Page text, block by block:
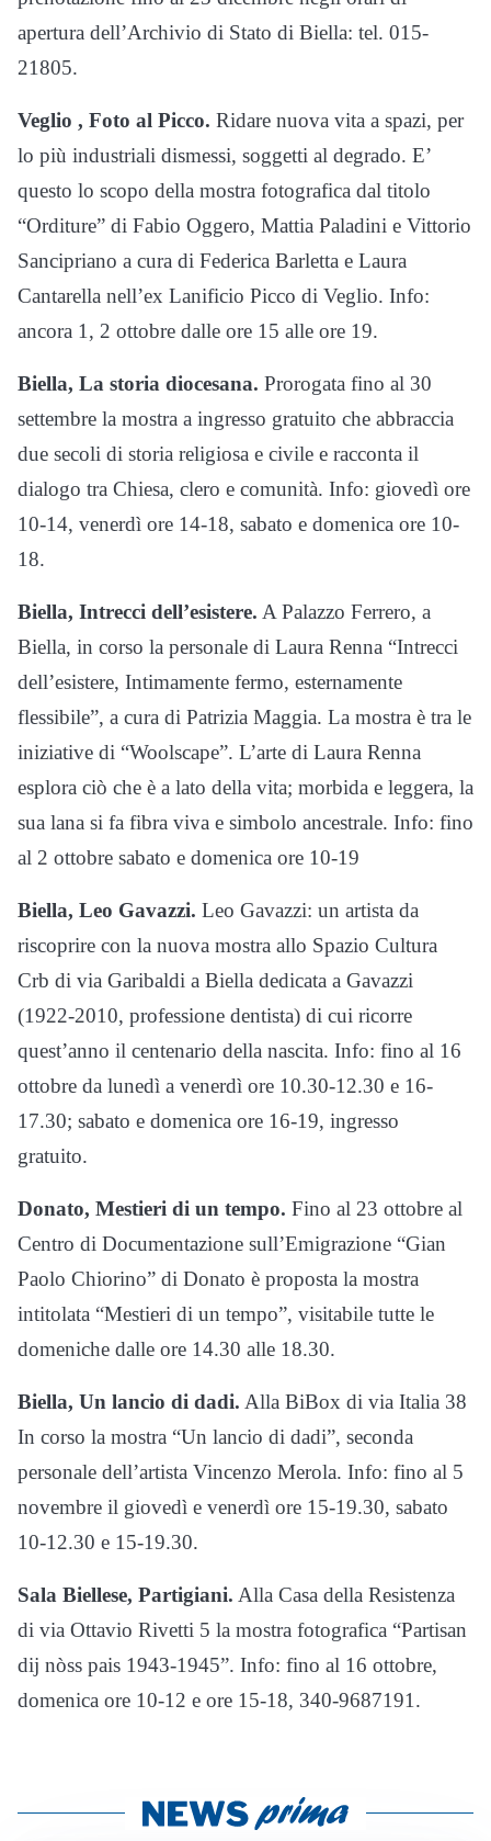
apertura dell’Archivio di Stato di Biella: tel. 015-
21805.
Veglio , Foto al Picco. Ridare nuova vita a spazi, per
lo più industriali dismessi, soggetti al degrado. E’
questo lo scopo della mostra fotografica dal titolo
“Orditure” di Fabio Oggero, Mattia Paladini e Vittorio
Sancipriano a cura di Federica Barletta e Laura
Cantarella nell’ex Lanificio Picco di Veglio. Info:
ancora 1, 2 ottobre dalle ore 15 alle ore 19.
Biella, La storia diocesana. Prorogata fino al 30
settembre la mostra a ingresso gratuito che abbraccia
due secoli di storia religiosa e civile e racconta il
dialogo tra Chiesa, clero e comunità. Info: giovedì ore
10-14, venerdì ore 14-18, sabato e domenica ore 10-
18.
Biella, Intrecci dell’esistere. A Palazzo Ferrero, a
Biella, in corso la personale di Laura Renna “Intrecci
dell’esistere, Intimamente fermo, esternamente
flessibile”, a cura di Patrizia Maggia. La mostra è tra le
iniziative di “Woolscape”. L’arte di Laura Renna
esplora ciò che è a lato della vita; morbida e leggera, la
sua lana si fa fibra viva e simbolo ancestrale. Info: fino
al 2 ottobre sabato e domenica ore 10-19
Biella, Leo Gavazzi. Leo Gavazzi: un artista da
riscoprire con la nuova mostra allo Spazio Cultura
Crb di via Garibaldi a Biella dedicata a Gavazzi
(1922-2010, professione dentista) di cui ricorre
quest’anno il centenario della nascita. Info: fino al 16
ottobre da lunedì a venerdì ore 10.30-12.30 e 16-
17.30; sabato e domenica ore 16-19, ingresso
gratuito.
Donato, Mestieri di un tempo. Fino al 23 ottobre al
Centro di Documentazione sull’Emigrazione “Gian
Paolo Chiorino” di Donato è proposta la mostra
intitolata “Mestieri di un tempo”, visitabile tutte le
domeniche dalle ore 14.30 alle 18.30.
Biella, Un lancio di dadi. Alla BiBox di via Italia 38
In corso la mostra “Un lancio di dadi”, seconda
personale dell’artista Vincenzo Merola. Info: fino al 5
novembre il giovedì e venerdì ore 15-19.30, sabato
10-12.30 e 15-19.30.
Sala Biellese, Partigiani. Alla Casa della Resistenza
di via Ottavio Rivetti 5 la mostra fotografica “Partisan
dij nòss pais 1943-1945”. Info: fino al 16 ottobre,
domenica ore 10-12 e ore 15-18, 340-9687191.